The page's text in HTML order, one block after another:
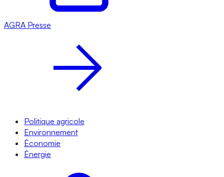
AGRA Presse
Politique agricole
Environnement
Économie
Énergie